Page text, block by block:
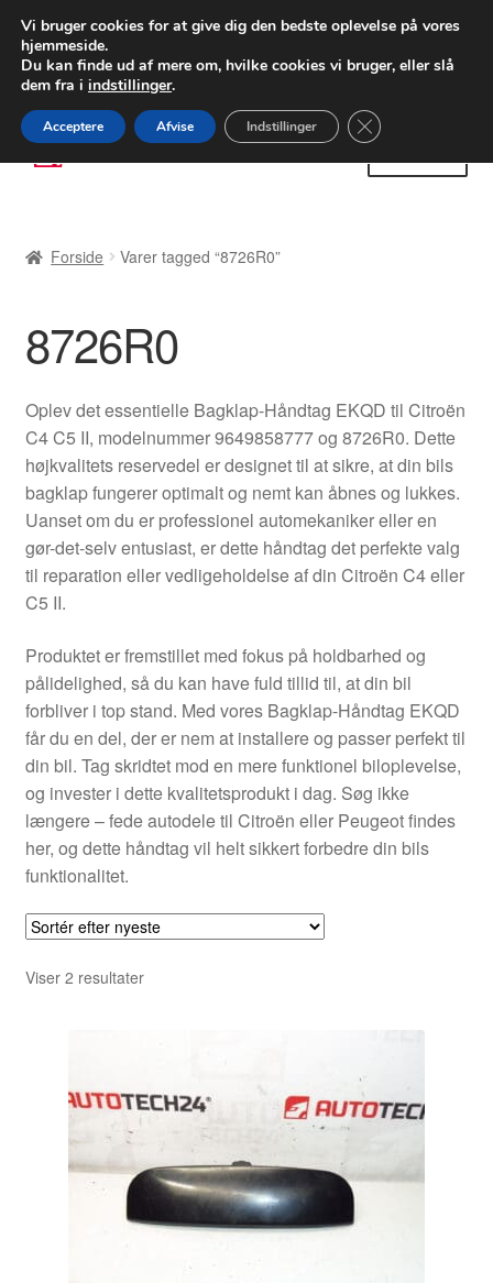
LEVERING fra 55 kr.
FEDEX verdensomspændende forsendelse
80 82 72 02
Spring
til
Spring
til
Betalinger
Kasse
Klageprocedure
Kontakte
Kurv
Min Konto
Om os
Privatlivspolitik
Vilkår og betingelser
Forside Varer tagged “8726R0”
8726R0
Oplev det essentielle Bagklap-Håndtag EKQD til Citroën
C4 C5 II, modelnummer 9649858777 og 8726R0. Dette
højkvalitets reservedel er designet til at sikre, at din bils
bagklap fungerer optimalt og nemt kan åbnes og lukkes.
Uanset om du er professionel automekaniker eller en
gør-det-selv entusiast, er dette håndtag det perfekte valg
til reparation eller vedligeholdelse af din Citroën C4 eller
C5 II.
Produktet er fremstillet med fokus på holdbarhed og
pålidelighed, så du kan have fuld tillid til, at din bil
forbliver i top stand. Med vores Bagklap-Håndtag EKQD
får du en del, der er nem at installere og passer perfekt til
din bil. Tag skridtet mod en mere funktionel biloplevelse,
og invester i dette kvalitetsprodukt i dag. Søg ikke
længere – fede autodele til Citroën eller Peugeot findes
her, og dette håndtag vil helt sikkert forbedre din bils
funktionalitet.
Viser 2 resultaterSorteret
Vi bruger cookies for at give dig den bedste oplevelse på vores
hjemmeside.
Du kan finde ud af mere om, hvilke cookies vi bruger, eller slå
dem fra i indstillinger.
Acceptere Afvise Indstillinger Close GDPR